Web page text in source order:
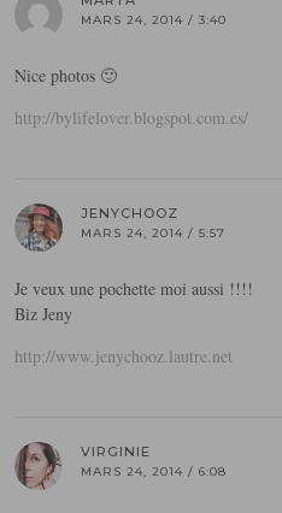
MARS 24, 2014 / 3:40
Nice photos 🙂
http://bylifelover.blogspot.com.es/
JENYCHOOZ
MARS 24, 2014 / 5:57
Je veux une pochette moi aussi !!!!
Biz Jeny
http://www.jenychooz.lautre.net
VIRGINIE
MARS 24, 2014 / 6:08